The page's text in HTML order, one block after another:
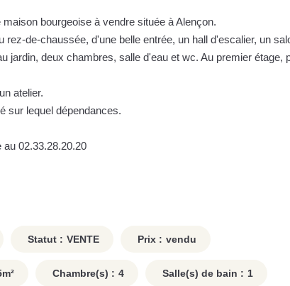
bourgeoise à vendre située à Alençon.
de-chaussée, d'une belle entrée, un hall d'escalier, un
jardin, deux chambres, salle d'eau et wc. Au premier étage,
atelier.
sur lequel dépendances.
02.33.28.20.20
Statut : VENTE Prix : vendu
m² Chambre(s) : 4 Salle(s) de bain : 1